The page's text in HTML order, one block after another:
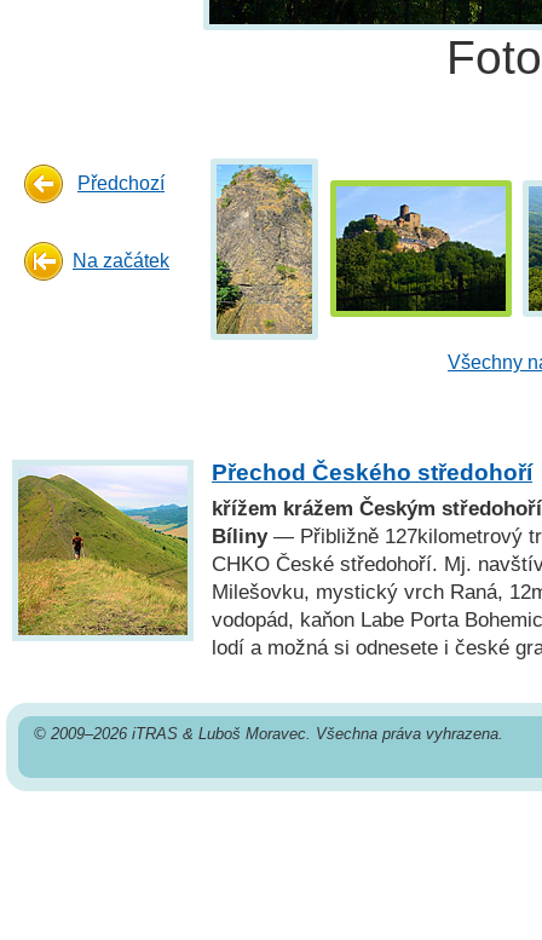
Předchozí
Na začátek
Všechny
Přechod Českého středohoří
křížem krážem Českým
Bíliny— Přibližně 127kilometrový
CHKO České středohoří. Mj.
Milešovku, mystický vrch Raná,
vodopád, kaňon Labe Porta
lodí a možná si odnesete i české
© 2009–2026 iTRAS & Luboš Moravec. Všechna práva vyhrazena.